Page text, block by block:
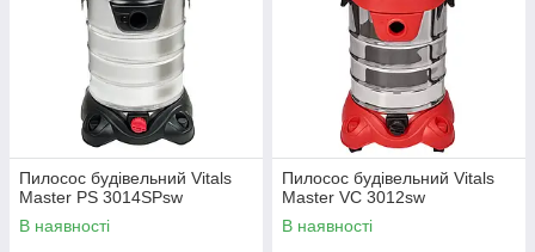
Пилосос будівельний Vitals
Master PS 3014SPsw
В наявності
Пилосос будівельний Vitals
Master VC 3012sw
В наявності